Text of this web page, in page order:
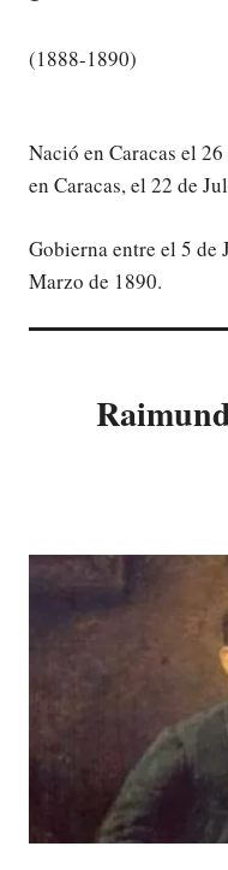
(1888-1890)
Nació en Caracas el
en Caracas, el 22 de
Gobierna entre el 5 de
Marzo de 1890.